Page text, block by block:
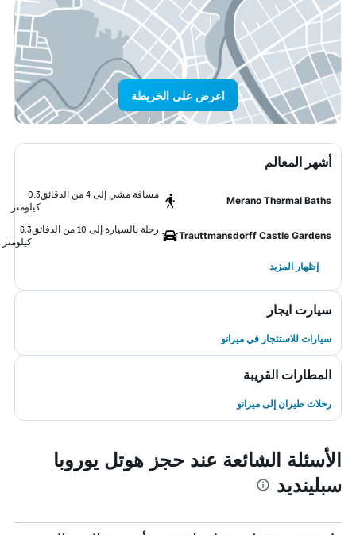
اعرض على الخريطة
أشهر المعالم
Merano Thermal Baths
مسافة مشي إلى 4 من الدقائق
0.3
كيلومتر
Trauttmansdorff Castle Gardens
رحلة بالسيارة إلى 10 من الدقائق
6.3
كيلومتر
إظهار المزيد
سيارت ايجار
سيارات للاستئجار في ميرانو
المطارات القريبة
رحلات طيران إلى ميرانو
الأسئلة الشائعة عند حجز هوتل يوروبا
سبلينديد